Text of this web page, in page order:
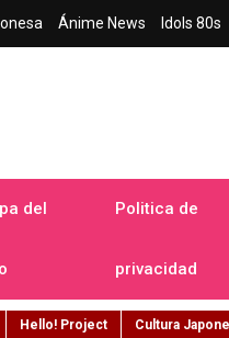
Ánime News Idols 80s
del Politica de
privacidad
Hello! Project Cultura